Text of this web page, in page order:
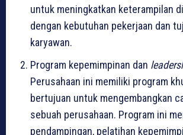
untuk meningkatkan keterampilan
dengan kebutuhan pekerjaan dan
karyawan.
Program kepemimpinan dan
Perusahaan ini memiliki program
bertujuan untuk mengembangkan
sebuah perusahaan. Program ini
pendampingan, pelatihan